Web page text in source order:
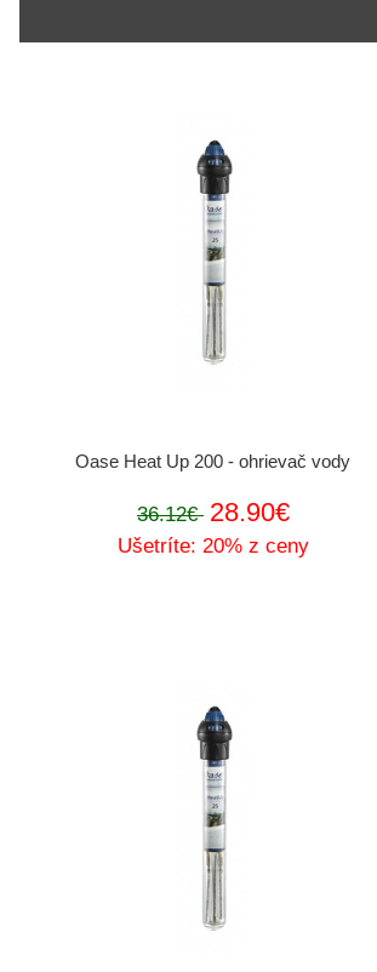
Oase Heat Up 200 - ohrievač vody
36.12€ 28.90€
Ušetríte: 20% z ceny